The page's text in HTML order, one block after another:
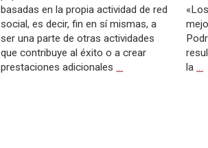
basadas en la propia actividad de red
social, es decir, fin en sí mismas, a
ser una parte de otras actividades
que contribuye al éxito o a crear
prestaciones adicionales…
la…